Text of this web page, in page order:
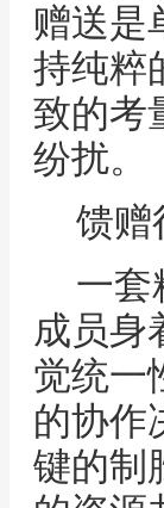
赠送是
持纯粹
致的考
纷扰。
馈赠
一套
成员身
觉统一
的协作
键的制